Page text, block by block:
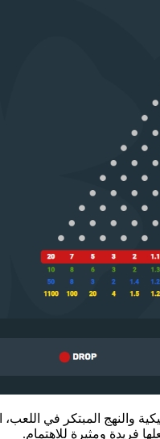
والنهج المبتكر في
فريدة ومثيرة للاهتمام.